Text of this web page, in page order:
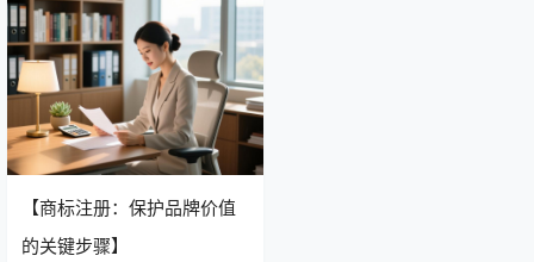
比增长12.3%，达到152万
件，创历史新高。这一数据
反映出我国企业品牌意识持
续增强，市场活力进一步释
放。
【商标注册：保护品牌价值
的关键步骤】